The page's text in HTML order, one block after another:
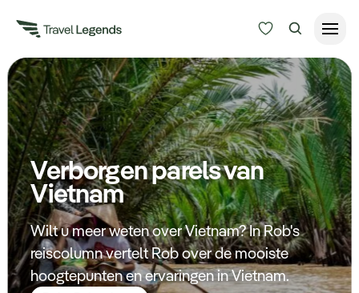
Alle bestemmingen
Type reizen
Bedrijfsreizen
Inspiratie
Reisduur
Budget
Zoeken
Verborgen parels van
Vietnam
Wilt u meer weten over Vietnam? In Rob's
reiscolumn vertelt Rob over de mooiste
hoogtepunten en ervaringen in Vietnam.